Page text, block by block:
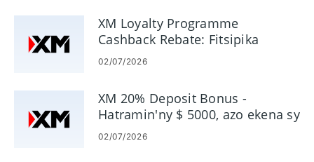
XM Loyalty Programme
Cashback Rebate: Fitsipika
momba ny fahazoana sy
fandoavana
02/07/2026
XM 20% Deposit Bonus -
Hatramin'ny $ 5000, azo ekena sy
fepetra
02/07/2026